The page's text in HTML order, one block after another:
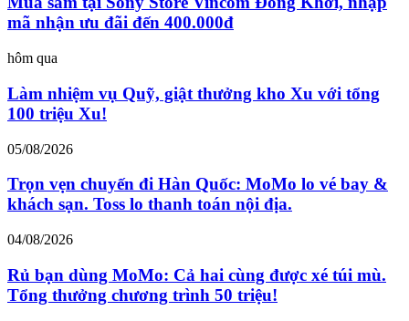
mã nhận ưu đãi đến 400.000đ
hôm qua
Làm nhiệm vụ Quỹ, giật thưởng kho Xu với tổng
100 triệu Xu!
05/08/2026
Trọn vẹn chuyến đi Hàn Quốc: MoMo lo vé bay &
khách sạn. Toss lo thanh toán nội địa.
04/08/2026
Rủ bạn dùng MoMo: Cả hai cùng được xé túi mù.
Tổng thưởng chương trình 50 triệu!